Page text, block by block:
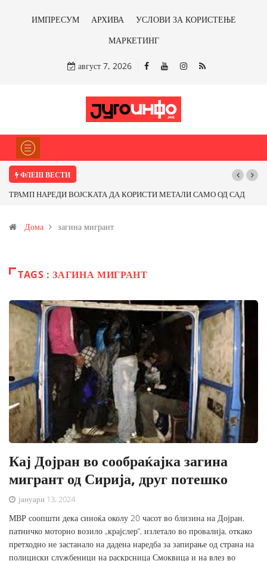
ИМПРЕСУМ АРХИВА
УСЛОВИ ЗА КОРИСТЕЊЕ
МАРКЕТИНГ
август 7, 2026
ФЛЕШ ВЕСТИ
ТРАМП НАРЕДИ ВОЈСКАТА ДА КОРИСТИ МЕТАЛИ САМО ОД САД
Иловица и со антимонот?
Дома загина мигрант
TAGS : ЗАГИНА МИГРАНТ
Кај Дојран во сообраќајка загина
мигрант од Сирија, друг потешко
јануари 13, 2024
МВР соопшти дека синоќа околу 20 часот во близина на Дојран,
патничко моторно возило „крајслер“, излетало во провалија, откако
претходно не застанало на дадена наредба за запирање од страна на
полициски службеници на раскрсница Смоквица и на влез во